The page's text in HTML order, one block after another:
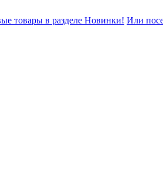
товары в разделе Новинки! Или